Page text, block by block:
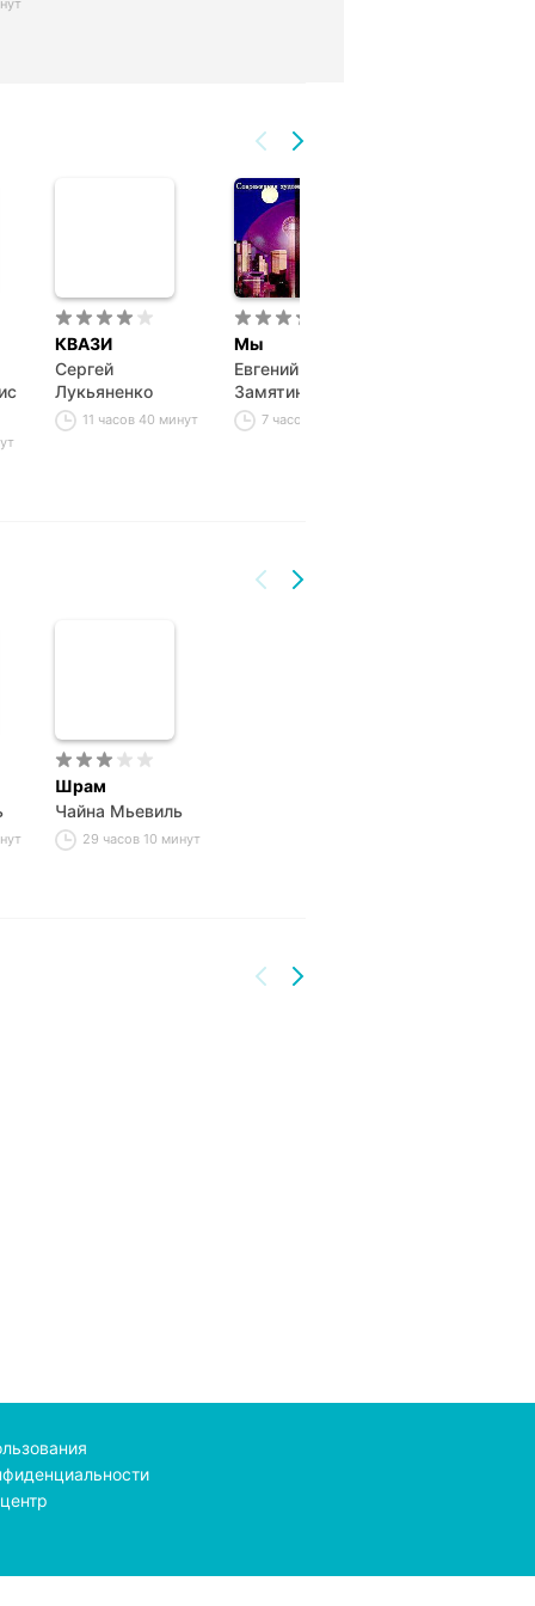
КВАЗИ
Сергей
Лукьяненко
11 часов 40 минут
Мы
Евгений Иванович
Замятин
7 часов 48 минут
Шрам
Чайна Мьевиль
29 часов 10 минут